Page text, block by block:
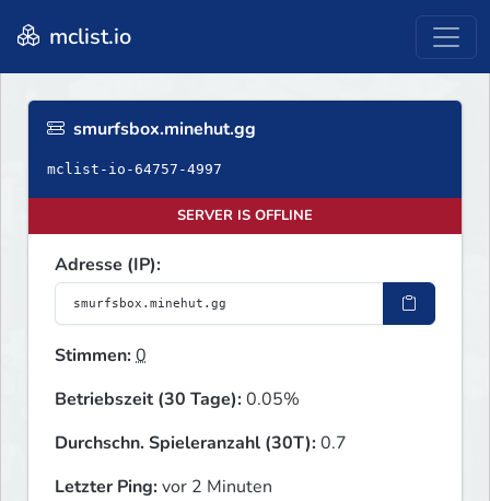
mclist.io
smurfsbox.minehut.gg
mclist-io-64757-4997
SERVER IS OFFLINE
Adresse (IP):
Stimmen:0
Betriebszeit (30 Tage):0.05%
Durchschn. Spieleranzahl (30T):0.7
Letzter Ping:vor 2 Minuten